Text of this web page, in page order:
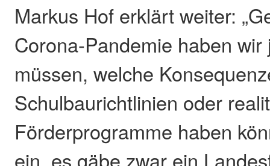
Markus Hof erklärt weiter:
Corona-Pandemie haben
müssen, welche
Schulbaurichtlinien oder
Förderprogramme haben
ein, es gäbe zwar ein